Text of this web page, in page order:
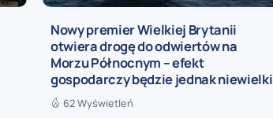
Nowy premier Wielkiej Brytanii
otwiera drogę do odwiertów na
Morzu Północnym – efekt
gospodarczy będzie jednak niewielki
62 Wyświetleń